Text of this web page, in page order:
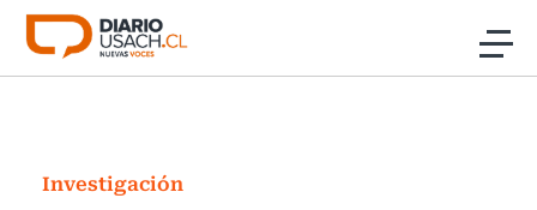
Click acá para ir directamente al contenido
Investigación
Investigación